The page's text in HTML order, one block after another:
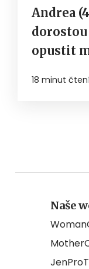
Andrea
opustit
18 minut
Naše